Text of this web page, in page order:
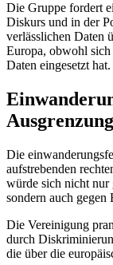
Die Gruppe fordert
Diskurs und in der
verlässlichen Daten
Europa, obwohl
Daten eingesetzt hat.
Ausgrenzung
Die
aufstrebenden
würde sich nicht nur
sondern auch
Die Vereinigung
durch
die über die